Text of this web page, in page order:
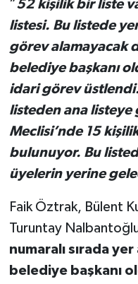
“52 kişilik bir liste
listesi. Bu listede
görev alamayacak
belediye başkanı
idari görev üstlendi.
listeden ana listeye
Meclisi’nde 15
bulunuyor. Bu
üyelerin yerine
Faik Öztrak, Bülent
Turuntay
numaralı sırada
belediye başkanı